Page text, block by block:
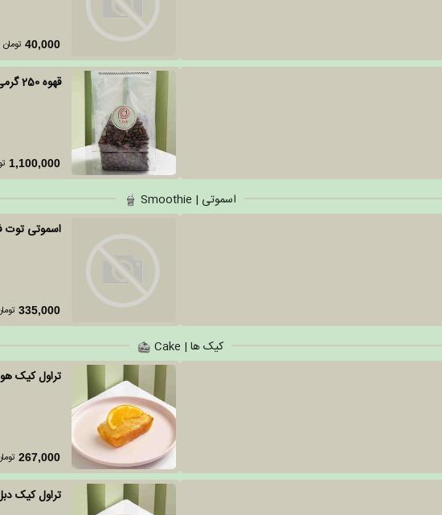
40,000 تومان
قهوه 250 گرمی 30-70
1,100,000
اسموتی | Smoothie
اسموتی توت
335,000
کیک ها | Cake
تراول کیک
267,000
تراول کیک